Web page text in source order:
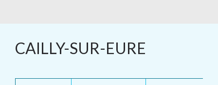
CAILLY-SUR-EURE